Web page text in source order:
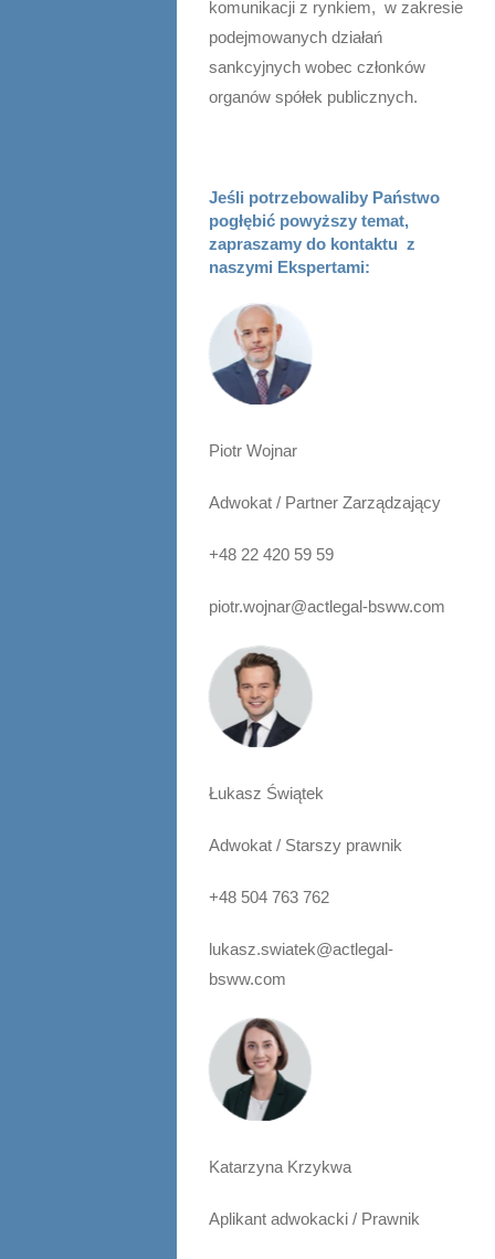
komunikacji z rynkiem, w zakresie
podejmowanych działań
sankcyjnych wobec członków
organów spółek publicznych.
Jeśli potrzebowaliby Państwo
pogłębić powyższy temat,
zapraszamy do kontaktu z
naszymi Ekspertami:
Piotr Wojnar
Adwokat / Partner Zarządzający
+48 22 420 59 59
piotr.wojnar@actlegal-bsww.com
Łukasz Świątek
Adwokat / Starszy prawnik
+48 504 763 762
lukasz.swiatek@actlegal-
bsww.com
Katarzyna Krzykwa
Aplikant adwokacki / Prawnik